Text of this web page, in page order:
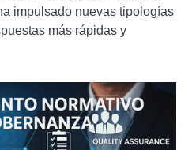
impulsado nuevas tipologías
más rápidas y